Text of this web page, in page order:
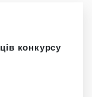
конкурсу